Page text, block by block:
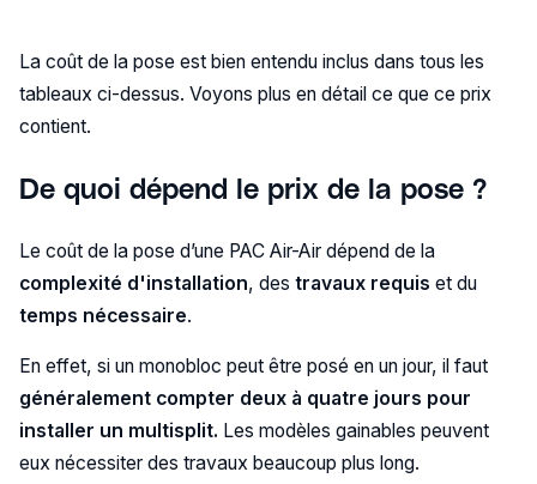
La coût de la pose est bien entendu inclus dans tous les
tableaux ci-dessus. Voyons plus en détail ce que ce prix
contient.
De quoi dépend le prix de la pose ?
Le coût de la pose d’une PAC Air-Air dépend de la
complexité d'installation, des travaux requis et du
temps nécessaire.
En effet, si un monobloc peut être posé en un jour, il faut
généralement compter deux à quatre jours pour
installer un multisplit. Les modèles gainables peuvent
eux nécessiter des travaux beaucoup plus long.